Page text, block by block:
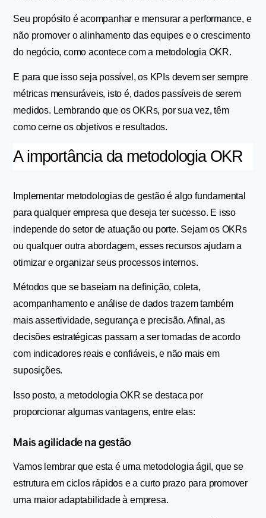
Seu propósito é acompanhar e mensurar a performance, e
não promover o alinhamento das equipes e o crescimento
do negócio, como acontece com a metodologia OKR.
E para que isso seja possível, os KPIs devem ser sempre
métricas mensuráveis, isto é, dados passíveis de serem
medidos. Lembrando que os OKRs, por sua vez, têm
como cerne os objetivos e resultados.
A importância da metodologia OKR
Implementar metodologias de gestão é algo fundamental
para qualquer empresa que deseja ter sucesso. E isso
independe do setor de atuação ou porte. Sejam os OKRs
ou qualquer outra abordagem, esses recursos ajudam a
otimizar e organizar seus processos internos.
Métodos que se baseiam na definição, coleta,
acompanhamento e análise de dados trazem também
mais assertividade, segurança e precisão. Afinal, as
decisões estratégicas passam a ser tomadas de acordo
com indicadores reais e confiáveis, e não mais em
suposições.
Isso posto, a metodologia OKR se destaca por
proporcionar algumas vantagens, entre elas:
Mais agilidade na gestão
Vamos lembrar que esta é uma metodologia ágil, que se
estrutura em ciclos rápidos e a curto prazo para promover
uma maior adaptabilidade à empresa.